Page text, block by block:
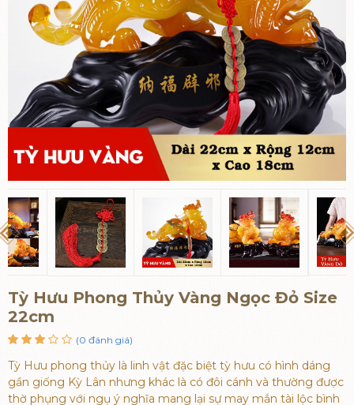
Tỳ Hưu Phong Thủy Vàng Ngọc Đỏ Size
22cm
(0 đánh giá)
Tỳ Hưu phong thủy là linh vật đặc biệt tỳ hưu có hình dáng
gần giống Kỳ Lân nhưng khác là có đôi cánh và thường được
thờ phụng với ngụ ý nghĩa mang lại sự may mắn tài lộc bình